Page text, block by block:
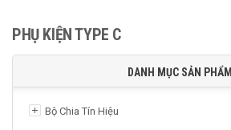
PHỤ KIỆN TYPE C
DANH MỤC SẢN PHẨM
Bộ Chia Tín Hiệu